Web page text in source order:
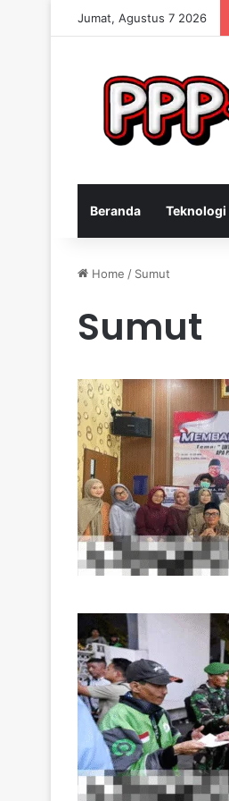
Jumat, Agustus 7 2026
Beranda Teknologi
Home / Sumut
Sumut